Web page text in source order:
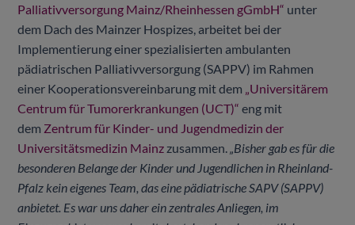
Palliativversorgung Mainz/Rheinhessen gGmbH“ unter
dem Dach des Mainzer Hospizes, arbeitet bei der
Implementierung einer spezialisierten ambulanten
pädiatrischen Palliativversorgung (SAPPV) im Rahmen
einer Kooperationsvereinbarung mit dem „Universitärem
Centrum für Tumorerkrankungen (UCT)“ eng mit
dem Zentrum für Kinder- und Jugendmedizin der
Universitätsmedizin Mainz zusammen.
„Bisher gab es für die
besonderen Belange der Kinder und Jugendlichen in Rheinland-
Pfalz kein eigenes Team, das eine pädiatrische SAPV (SAPPV)
anbietet. Es war uns daher ein zentrales Anliegen, im